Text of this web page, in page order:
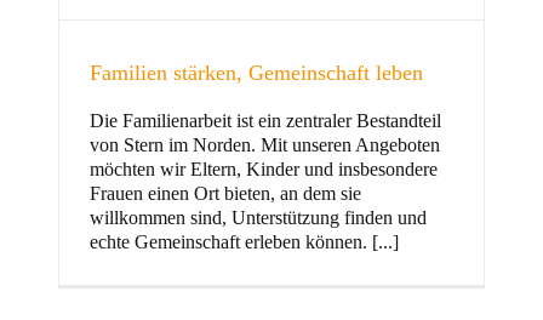
Familien stärken, Gemeinschaft leben
Die Familienarbeit ist ein zentraler Bestandteil
von Stern im Norden. Mit unseren Angeboten
möchten wir Eltern, Kinder und insbesondere
Frauen einen Ort bieten, an dem sie
willkommen sind, Unterstützung finden und
echte Gemeinschaft erleben können. [...]